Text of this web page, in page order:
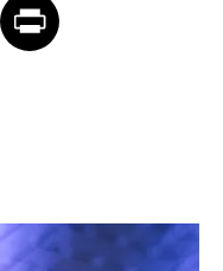
Email
Share article on Print